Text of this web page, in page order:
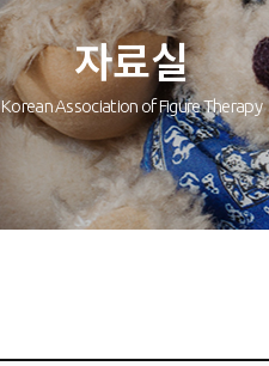
자료실
Korean Association of Figure Therapy